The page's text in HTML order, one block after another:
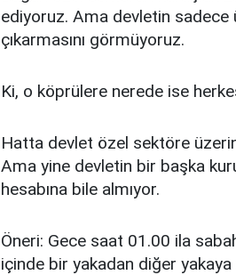
ediyoruz. Ama devletin sadece
çıkarmasını görmüyoruz.
Ki, o köprülere nerede ise
Hatta devlet özel sektöre
Ama yine devletin bir başka
hesabına bile almıyor.
Öneri: Gece saat 01.00 ila
içinde bir yakadan diğer yakaya